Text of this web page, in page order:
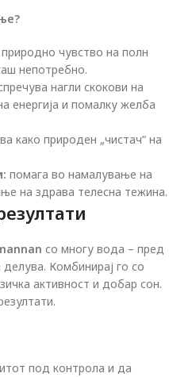
чувство на полн
непотребно.
нагли скокови на
енергија и помалку желба
како природен „чистач“ на
помага во намалување на
на здрава телесна тежина.
со многу вода – пред
Комбинирај го со
активност и добар сон.
под контрола и да